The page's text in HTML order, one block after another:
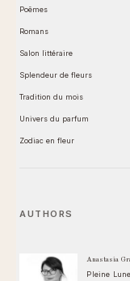
Poêmes
Romans
Salon littéraire
Splendeur de fleurs
Tradition du mois
Univers du parfum
Zodiac en fleur
AUTHORS
Anastasia
Pleine